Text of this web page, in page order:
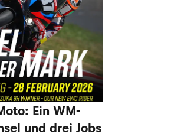
Ein WM-
und drei Jobs